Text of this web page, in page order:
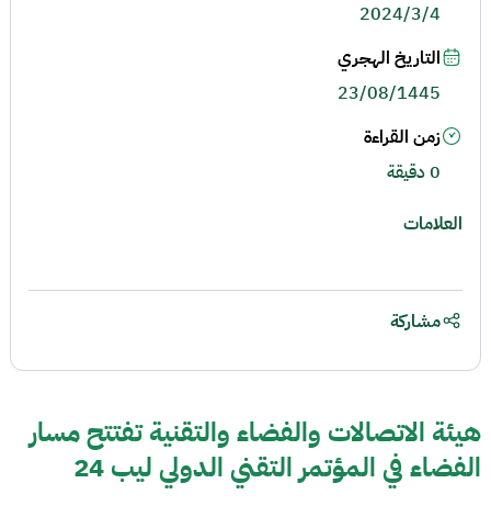
هيئة الاتصالات والفضاء والتقنية تفتتح مسار
الفضاء في المؤتمر التقني الدولي ليب 24
2024/3/4
التاريخ الهجري
23/08/1445
زمن القراءة
0 دقيقة
العلامات
مشاركة